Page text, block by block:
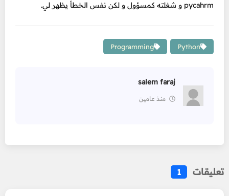
pycahrm و شغلته كمسؤول و لكن نفس الخطأ يظهر لي.
Python
Programming
salem faraj
منذ عامين
تعليقات 1